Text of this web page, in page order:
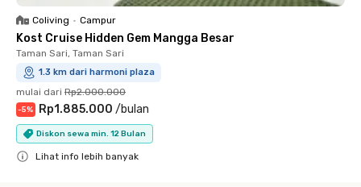
Coliving • Campur
Kost Cruise Hidden Gem Mangga Besar
Taman Sari, Taman Sari
1.3 km dari harmoni plaza
mulai dari Rp2.000.000
-5% Rp1.885.000 /bulan
Diskon sewa min. 12 Bulan
Lihat info lebih banyak